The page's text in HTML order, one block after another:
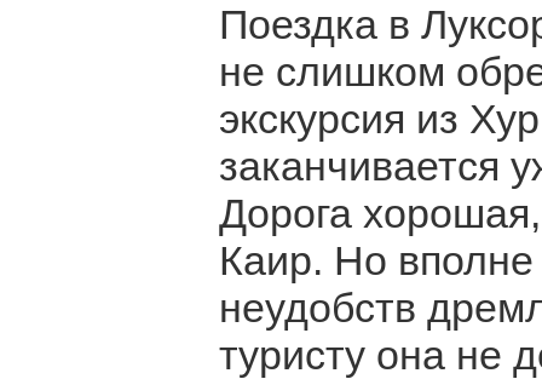
Поездка в
не слишком
экскурсия из
заканчивается
Дорога
Каир. Но
неудобств
туристу она не